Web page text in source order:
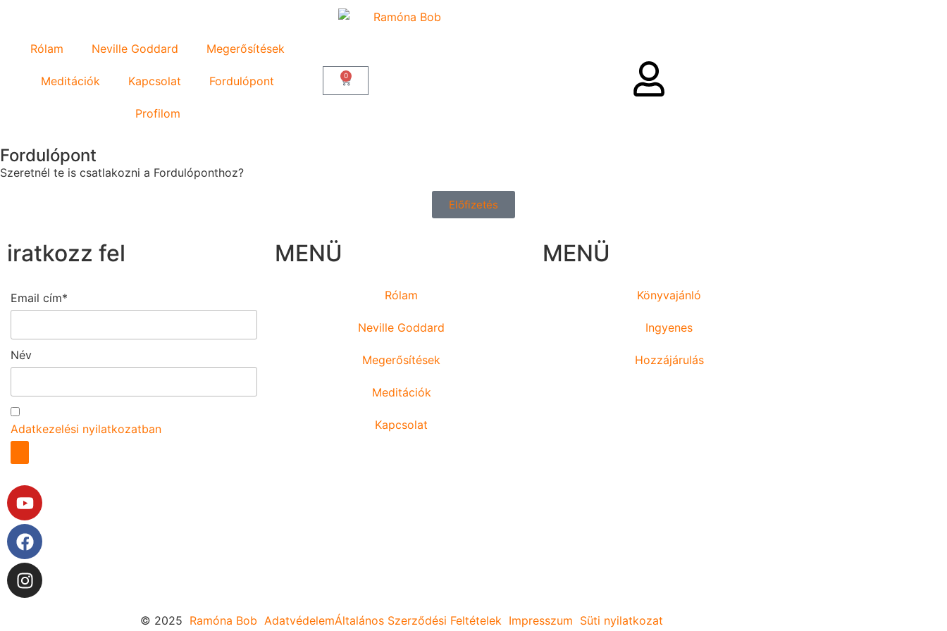
Rólam Neville Goddard Megerősítések
Meditációk Kapcsolat Fordulópont
Profilom
0
Fordulópont
Szeretnél te is csatlakozni a Fordulóponthoz?
Előfizetés
iratkozz fel
Email cím*
Név
Adatkezelési nyilatkozatban
MENÜ
Rólam
Neville Goddard
Megerősítések
Meditációk
Kapcsolat
MENÜ
Könyvajánló
Ingyenes
Hozzájárulás
© 2025 Ramóna Bob AdatvédelemÁltalános Szerződési Feltételek Impresszum Süti nyilatkozat